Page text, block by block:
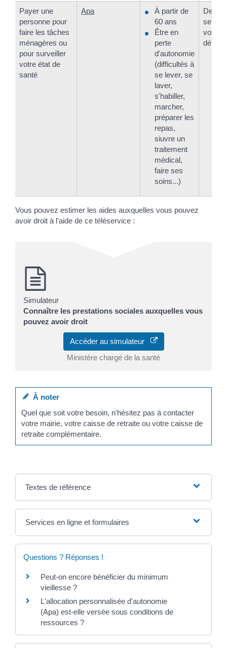
Payer une
personne pour
faire les tâches
ménagères ou
pour surveiller
votre état de
santé
Apa
À partir de
60 ans
Être en
perte
d'autonomie
(difficultés à
se lever, se
laver,
s'habiller,
marcher,
préparer les
repas,
siuvre un
traitement
médical,
faire ses
soins...)
votre
Vous pouvez estimer les aides auxquelles vous pouvez
avoir droit à l'aide de ce téléservice :
Simulateur
Connaître les prestations sociales auxquelles vous
pouvez avoir droit
Accéder au simulateur
Ministère chargé de la santé
À noter
Quel que soit votre besoin, n'hésitez pas à contacter
votre mairie, votre caisse de retraite ou votre caisse de
retraite complémentaire.
Textes de référence
Services en ligne et formulaires
Questions ? Réponses !
Peut-on encore bénéficier du minimum
vieillesse ?
L'allocation personnalisée d'autonomie
(Apa) est-elle versée sous conditions de
ressources ?